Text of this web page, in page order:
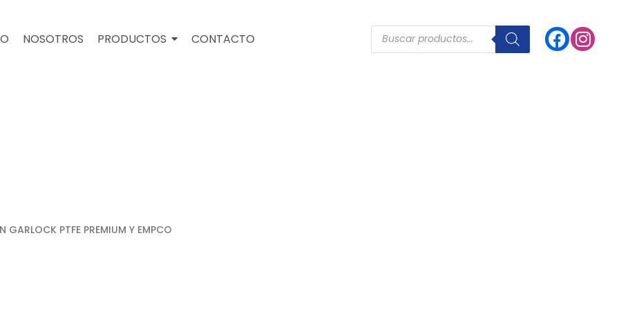
NOSOTROS PRODUCTOS CONTACTO
Products
search
GARLOCK PTFE PREMIUM Y EMPCO